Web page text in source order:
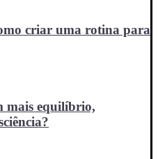
criar uma rotina para
mais equilíbrio,